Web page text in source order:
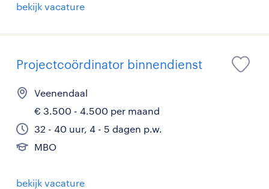
bekijk vacature
Projectcoördinator binnendienst
Veenendaal
€ 3.500 - 4.500 per maand
32 - 40 uur, 4 - 5 dagen p.w.
MBO
bekijk vacature